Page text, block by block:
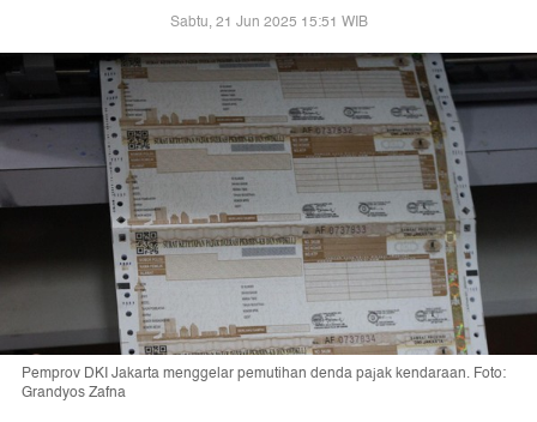
Sabtu, 21 Jun 2025 15:51 WIB
Pemprov DKI Jakarta menggelar pemutihan denda pajak kendaraan. Foto:
Grandyos Zafna